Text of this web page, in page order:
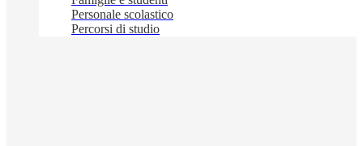
Personale scolastico
Percorsi di studio